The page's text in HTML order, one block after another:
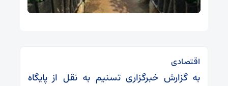
اقتصادی
به گزارش خبرگزاری تسنیم به نقل از پایگاه